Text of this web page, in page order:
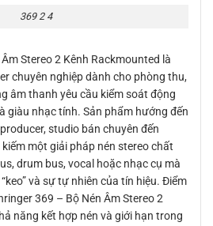
369 2 4
Stereo 2 Kênh Rackmounted là
chuyên nghiệp dành cho phòng thu,
âm thanh yêu cầu kiểm soát động
giàu nhạc tính. Sản phẩm hướng đến
studio bán chuyên đến
một giải pháp nén stereo chất
drum bus, vocal hoặc nhạc cụ mà
và sự tự nhiên của tín hiệu. Điểm
369 – Bộ Nén Âm Stereo 2
năng kết hợp nén và giới hạn trong